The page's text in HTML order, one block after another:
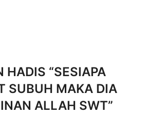
HADIS “SESIAPA
SUBUH MAKA DIA
ALLAH SWT”